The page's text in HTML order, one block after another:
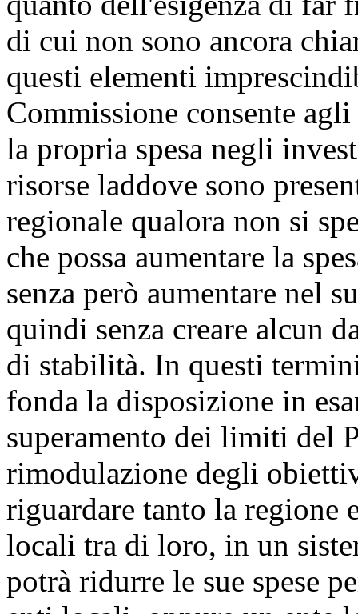
di cui non sono ancora
questi elementi
Commissione consente
la propria spesa negli
risorse laddove sono
regionale qualora non si
che possa aumentare la
senza però aumentare nel
quindi senza creare alcun
di stabilità. In questi
fonda la disposizione in
superamento dei limiti del
rimodulazione degli
riguardare tanto la
locali tra di loro, in un
potrà ridurre le sue spese